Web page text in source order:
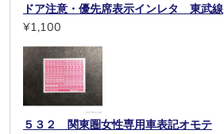
ドア注意・優先席表示インレタ 東武線
¥1,100
５３２ 関東圏女性専用車表記オモテ